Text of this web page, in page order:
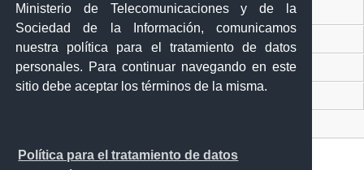
Ministerio de Telecomunicaciones y de la
Sociedad de la Información, comunicamos
nuestra política para el tratamiento de datos
personales. Para continuar navegando en este
sitio debe aceptar los términos de la misma.
Política para el tratamiento de datos
Ventanilla Única Virtual
Ventanilla Única de Comercio Exterior
Gobierno Abierto